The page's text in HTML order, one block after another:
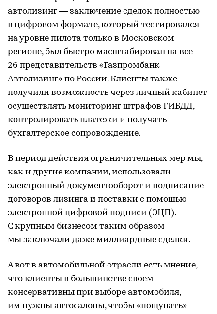
автолизинг — заключение сделок полностью
в цифровом формате, который тестировался
на уровне пилота только в Московском
регионе, был быстро масштабирован на все
26 представительств «Газпромбанк
Автолизинг» по России. Клиенты также
получили возможность через личный кабинет
осуществлять мониторинг штрафов ГИБДД,
контролировать платежи и получать
бухгалтерское сопровождение.
В период действия ограничительных мер мы,
как и другие компании, использовали
электронный документооборот и подписание
договоров лизинга и поставки с помощью
электронной цифровой подписи (ЭЦП).
С крупным бизнесом таким образом
мы заключали даже миллиардные сделки.
А вот в автомобильной отрасли есть мнение,
что клиенты в большинстве своем
консервативны при выборе автомобиля,
им нужны автосалоны, чтобы «пощупать»